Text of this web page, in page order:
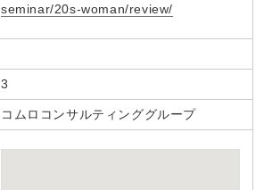
seminar/20s-woman/review/
3
コムロコンサルティンググループ